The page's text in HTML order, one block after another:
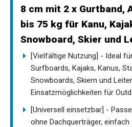
8 cm mit 2 x Gurtband,
bis 75 kg für Kanu,
Snowboard, Skier und
[Vielfältige Nutzung] - Ideal
Surfboards, Kajaks, Kanus,
Snowboards, Skiern und
Einsatzmöglichkeiten für
[Universell einsetzbar] -
ohne Dachquerträger,